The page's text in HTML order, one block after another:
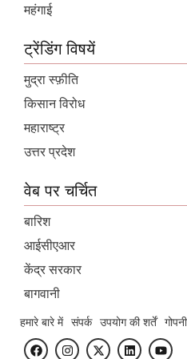
महंगाई
ट्रेंडिंग विषयें
मुद्रा स्फ़ीति
किसान विरोध
महाराष्ट्र
उत्तर प्रदेश
वेब पर चर्चित
बारिश
आईसीएआर
केंद्र सरकार
बागवानी
हमारे बारे में संपर्क उपयोग की शर्तें